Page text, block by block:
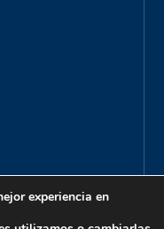
experiencia en